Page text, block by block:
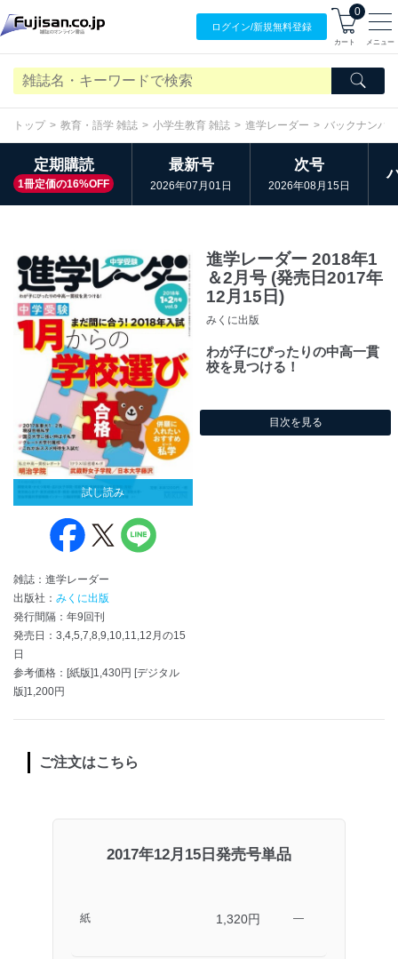
ログイン/新規無料登録
0
カート メニュー
トップ 教育・語学 雑誌 小学生教育 雑誌 進学レーダー バックナンバー
定期購読
1冊定価の16%OFF
最新号
2026年07月01日
次号
2026年08月15日
試し読み
雑誌：進学レーダー
出版社： みくに出版
発行間隔：年9回刊
発売日：3,4,5,7,8,9,10,11,12月の15
日
参考価格：[紙版]1,430円 [デジタル
版]1,200円
進学レーダー 2018年1
＆2月号 (発売日2017年
12月15日)
みくに出版
わが子にぴったりの中高一貫
校を見つける！
目次を見る
ご注文はこちら
2017年12月15日発売号単品
紙 1,320円 ―